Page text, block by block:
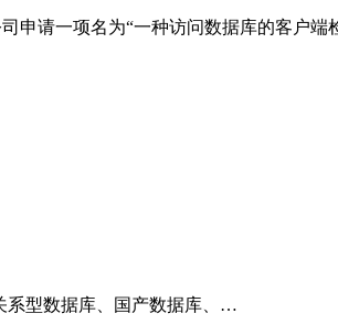
申请一项名为“一种访问数据库的客户
系型数据库、国产数据库、…